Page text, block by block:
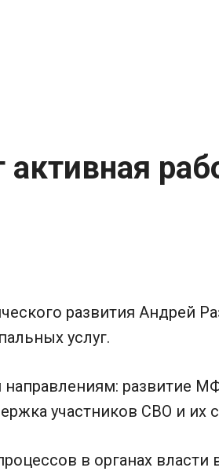
активная
развития Андрей
услуг.
развитие
участников СВО и их
в органах власти